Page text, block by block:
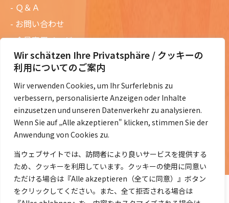
Wir schätzen Ihre Privatsphäre / クッキーの
利用についてのご案内
Wir verwenden Cookies, um Ihr Surferlebnis zu
verbessern, personalisierte Anzeigen oder Inhalte
einzusetzen und unseren Datenverkehr zu analysieren.
Wenn Sie auf „Alle akzeptieren" klicken, stimmen Sie der
Anwendung von Cookies zu.
当ウェブサイトでは、訪問者により良いサービスを提供する
ため、クッキーを利用しています。クッキーの使用に同意い
ただける場合は『Alle akzeptieren（全てに同意）』ボタン
をクリックしてください。また、全て拒否される場合は
Ｑ＆Ａ
お問い合わせ
会員専用ページ
ニュースレターバックナンバー
過去の講演資料
総会議事録
定款・会費規定など
コラムの紹介
コラム一覧